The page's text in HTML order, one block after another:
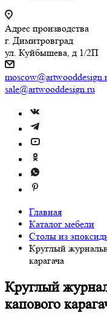
Адрес производства
г. Димитровград
ул. Куйбышева, д 1/2П
sale@artwooddesign.ru
Главная
Каталог мебели
Столы из
Круглый
карагача
Круглый
капового